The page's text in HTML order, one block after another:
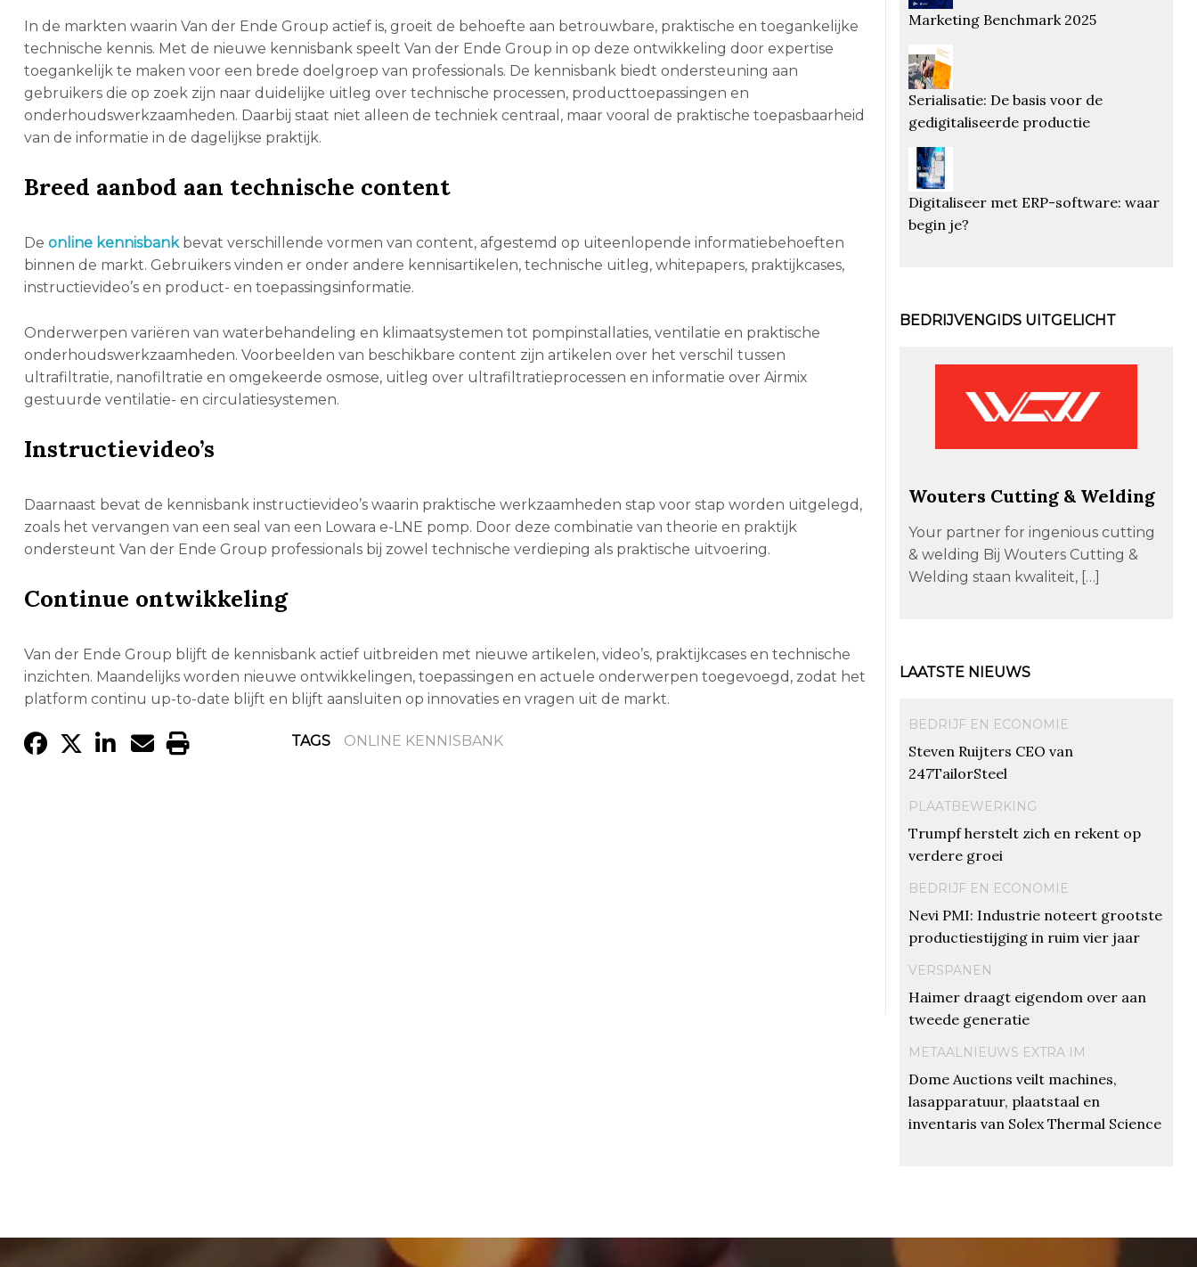
In de markten waarin Van der Ende Group actief is, groeit de behoefte aan betrouwbare, praktische en toegankelijke
technische kennis. Met de nieuwe kennisbank speelt Van der Ende Group in op deze ontwikkeling door expertise
toegankelijk te maken voor een brede doelgroep van professionals. De kennisbank biedt ondersteuning aan
gebruikers die op zoek zijn naar duidelijke uitleg over technische processen, producttoepassingen en
onderhoudswerkzaamheden. Daarbij staat niet alleen de techniek centraal, maar vooral de praktische toepasbaarheid
van de informatie in de dagelijkse praktijk.
Breed aanbod aan technische content
De online kennisbankbevat verschillende vormen van content, afgestemd op uiteenlopende informatiebehoeften
binnen de markt. Gebruikers vinden er onder andere kennisartikelen, technische uitleg, whitepapers, praktijkcases,
instructievideo’s en product- en toepassingsinformatie.
Onderwerpen variëren van waterbehandeling en klimaatsystemen tot pompinstallaties, ventilatie en praktische
onderhoudswerkzaamheden. Voorbeelden van beschikbare content zijn artikelen over het verschil tussen
ultrafiltratie, nanofiltratie en omgekeerde osmose, uitleg over ultrafiltratieprocessen en informatie over Airmix
gestuurde ventilatie- en circulatiesystemen.
Instructievideo’s
Daarnaast bevat de kennisbank instructievideo’s waarin praktische werkzaamheden stap voor stap worden uitgelegd,
zoals het vervangen van een seal van een Lowara e-LNE pomp. Door deze combinatie van theorie en praktijk
ondersteunt Van der Ende Group professionals bij zowel technische verdieping als praktische uitvoering.
Continue ontwikkeling
Van der Ende Group blijft de kennisbank actief uitbreiden met nieuwe artikelen, video’s, praktijkcases en technische
inzichten. Maandelijks worden nieuwe ontwikkelingen, toepassingen en actuele onderwerpen toegevoegd, zodat het
platform continu up-to-date blijft en blijft aansluiten op innovaties en vragen uit de markt.
TAGS ONLINE KENNISBANK
Marketing Benchmark 2025
Serialisatie: De basis voor de
gedigitaliseerde productie
Digitaliseer met ERP-software: waar
begin je?
BEDRIJVENGIDS UITGELICHT
Wouters Cutting & Welding
Your partner for ingenious cutting
& welding Bij Wouters Cutting &
Welding staan kwaliteit, […]
LAATSTE NIEUWS
BEDRIJF EN ECONOMIE
Steven Ruijters CEO van
247TailorSteel
PLAATBEWERKING
Trumpf herstelt zich en rekent op
verdere groei
BEDRIJF EN ECONOMIE
Nevi PMI: Industrie noteert grootste
productiestijging in ruim vier jaar
VERSPANEN
Haimer draagt eigendom over aan
tweede generatie
METAALNIEUWS EXTRA IM
Dome Auctions veilt machines,
lasapparatuur, plaatstaal en
inventaris van Solex Thermal Science